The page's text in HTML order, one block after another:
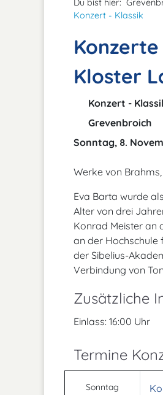
Du bist hier:
Konzert - Klassik
Kloster
Konzert -
Grevenbroich
Sonntag, 8.
Werke von
Eva Barta wurde
Alter von drei
Konrad Meister an
an der Hochschule
der Sibelius-
Verbindung von
Zusätzliche
Einlass: 16:00 Uhr
Termine
Sonntag